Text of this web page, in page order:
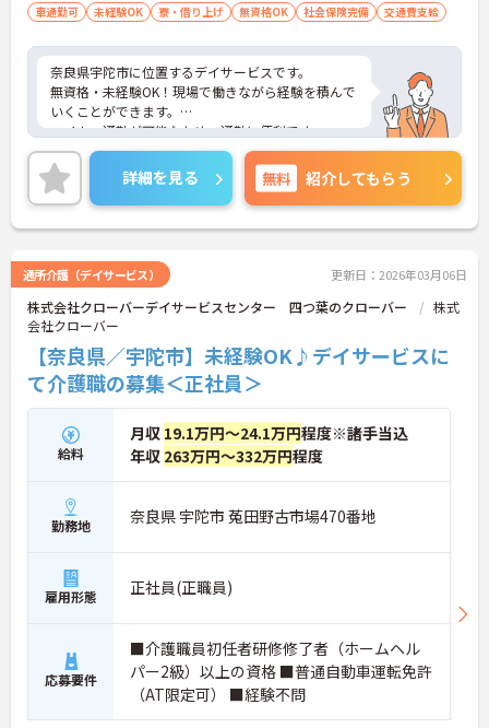
車通勤可 未経験OK 寮・借り上げ 無資格OK 社会保険完備 交通費支給
奈良県宇陀市に位置するデイサービスです。
無資格・未経験OK！現場で働きながら経験を積んで
いくことができます。
マイカー通勤が可能なため、通勤に便利です。
ご興味をお持ちの方はお気軽にお問い合わせくださ
い。
詳細を見る 無料 紹介してもらう
通所介護（デイサービス） 更新日：2026年03月06日
株式会社クローバーデイサービスセンター 四つ葉のクローバー
株式
会社クローバー
【奈良県／宇陀市】未経験OK♪デイサービスに
て介護職の募集＜正社員＞
給料
月収 19.1万円～24.1万円程度※諸手当込
年収 263万円～332万円程度
勤務地 奈良県 宇陀市 菟田野古市場470番地
雇用形態 正社員(正職員)
応募要件
■介護職員初任者研修修了者（ホームヘル
パー2級）以上の資格 ■普通自動車運転免許
（AT限定可） ■経験不問